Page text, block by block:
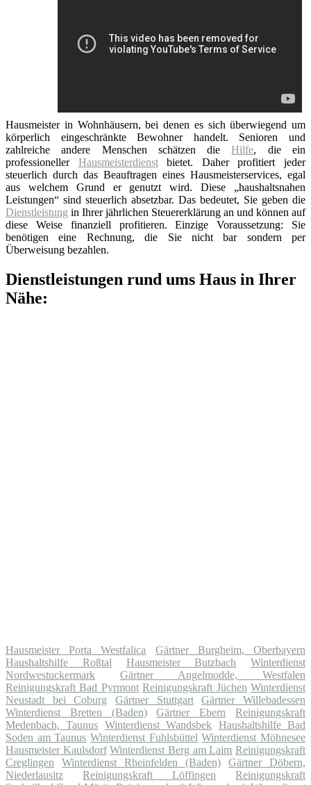
Hausmeister in Wohnhäusern, bei denen es sich überwiegend um
körperlich eingeschränkte Bewohner handelt. Senioren und
zahlreiche andere Menschen schätzen dieHilfe, die ein
professioneller Hausmeisterdienstbietet. Daher profitiert jeder
steuerlich durch das Beauftragen eines Hausmeisterservices, egal
aus welchem Grund er genutzt wird. Diese „haushaltsnahen
Leistungen“ sind steuerlich absetzbar. Das bedeutet, Sie geben die
Dienstleistung in Ihrer jährlichen Steuererklärung an und können auf
diese Weise finanziell profitieren. Einzige Voraussetzung: Sie
benötigen eine Rechnung, die Sie nicht bar sondern per
Überweisung bezahlen.
Dienstleistungen rund ums Haus in Ihrer
Nähe:
Hausmeister Porta Westfalica
Gärtner Burgheim, Oberbayern
Haushaltshilfe Roßtal
Hausmeister Butzbach
Winterdienst
Nordwestuckermark
Gärtner Angelmodde, Westfalen
Reinigungskraft Bad Pyrmont Reinigungskraft Jüchen Winterdienst
Neustadt bei Coburg
Gärtner Stuttgart
Gärtner Willebadessen
Winterdienst Bretten (Baden)
Gärtner Ebern
Reinigungskraft
Medenbach, Taunus Winterdienst Wandsbek Haushaltshilfe Bad
Soden am Taunus Winterdienst Fuhlsbüttel Winterdienst Möhnesee
Hausmeister Kaulsdorf Winterdienst Berg am Laim Reinigungskraft
Creglingen
Winterdienst Rheinfelden (Baden)
Gärtner Döbern,
Niederlausitz
Reinigungskraft Löffingen
Reinigungskraft